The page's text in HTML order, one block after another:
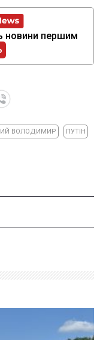
новини першим
ВОЛОДИМИР ПУТІН